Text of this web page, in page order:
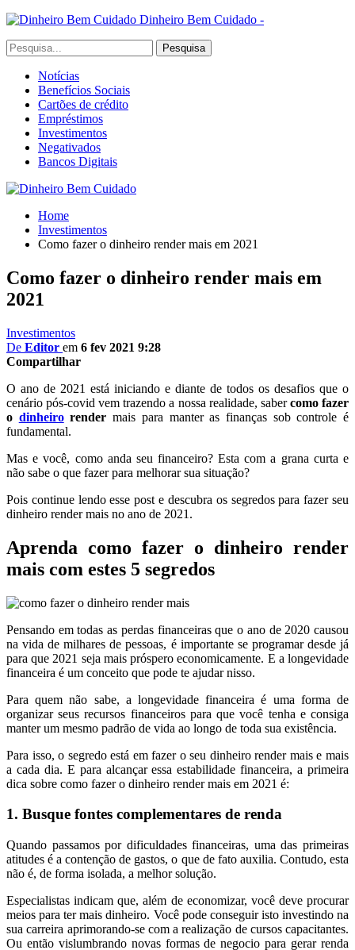
Dinheiro Bem Cuidado -
Notícias
Benefícios Sociais
Cartões de crédito
Empréstimos
Investimentos
Negativados
Bancos Digitais
Home
Investimentos
Como fazer o dinheiro render mais em 2021
Como fazer o dinheiro render mais em
2021
Investimentos
De Editor em 6 fev 2021 9:28
Compartilhar
O ano de 2021 está iniciando e diante de todos os desafios que o
cenário pós-covid vem trazendo a nossa realidade, sabercomo fazer
o dinheirorendermais para manter as finanças sob controle é
fundamental.
Mas e você, como anda seu financeiro? Esta com a grana curta e
não sabe o que fazer para melhorar sua situação?
Pois continue lendo esse post e descubra os segredos para fazer seu
dinheiro render mais no ano de 2021.
Aprenda como fazer o dinheiro render
mais com estes 5 segredos
Pensando em todas as perdas financeiras que o ano de 2020 causou
na vida de milhares de pessoas, é importante se programar desde já
para que 2021 seja mais próspero economicamente. E a longevidade
financeira é um conceito que pode te ajudar nisso.
Para quem não sabe, a longevidade financeira é uma forma de
organizar seus recursos financeiros para que você tenha e consiga
manter um mesmo padrão de vida ao longo de toda sua existência.
Para isso, o segredo está em fazer o seu dinheiro render mais e mais
a cada dia. E para alcançar essa estabilidade financeira, a primeira
dica sobre como fazer o dinheiro render mais em 2021 é:
1. Busque fontes complementares de renda
Quando passamos por dificuldades financeiras, uma das primeiras
atitudes é a contenção de gastos, o que de fato auxilia. Contudo, esta
não é, de forma isolada, a melhor solução.
Especialistas indicam que, além de economizar, você deve procurar
meios para ter mais dinheiro. Você pode conseguir isto investindo na
sua carreira aprimorando-se com a realização de cursos capacitantes.
Ou então vislumbrando novas formas de negocio para gerar renda